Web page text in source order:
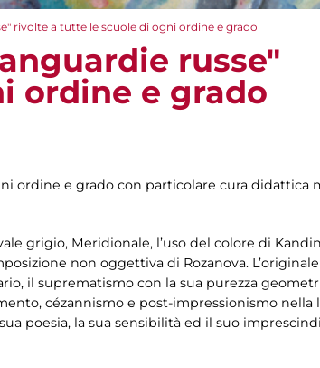
rivolte a tutte le scuole di ogni ordine e grado
russe"
ordine e grado
ordine e grado con particolare cura didattica
grigio, Meridionale, l’uso del colore di
non oggettiva di Rozanova. L’originale
il suprematismo con la sua purezza
cézannismo e post-impressionismo nella
poesia, la sua sensibilità ed il suo